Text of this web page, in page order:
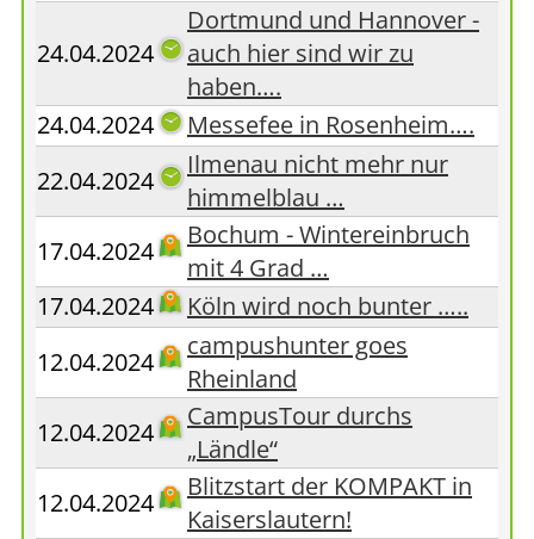
24.04.2024
Dortmund und Hannover -
auch hier sind wir zu
haben….
24.04.2024
Messefee in Rosenheim….
22.04.2024
Ilmenau nicht mehr nur
himmelblau …
17.04.2024
Bochum - Wintereinbruch
mit 4 Grad …
17.04.2024
Köln wird noch bunter …..
12.04.2024
campushunter goes
Rheinland
12.04.2024
CampusTour durchs
„Ländle“
12.04.2024
Blitzstart der KOMPAKT in
Kaiserslautern!